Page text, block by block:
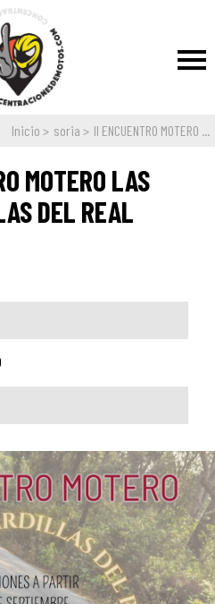
Inicio soria II ENCUENTRO MOTERO ...
MOTERO LAS
DEL REAL